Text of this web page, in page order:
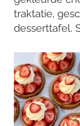
traktatie,
desserttafel.